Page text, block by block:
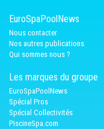
EuroSpaPoolNews
Nous contacter
Nos autres publications
Qui sommes nous ?
Les marques du groupe
EuroSpaPoolNews
Spécial Pros
Spécial Collectivités
PiscineSpa.com